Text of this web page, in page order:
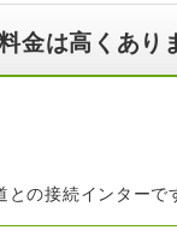
金は高くあり
の接続インターで